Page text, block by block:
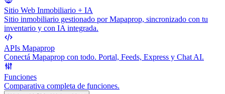
Sitio Web Inmobiliario + IA
Sitio inmobiliario gestionado por Mapaprop, sincronizado con tu
inventario y con IA integrada.
APIs Mapaprop
Conectá Mapaprop con todo. Portal, Feeds, Express y Chat AI.
Funciones
Comparativa completa de funciones.